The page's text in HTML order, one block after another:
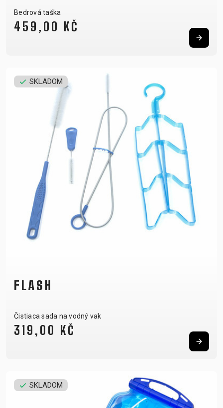
Bedrová taška
459,00 KČ
SKLADOM
FLASH
Čistiaca sada na vodný vak
319,00 KČ
SKLADOM